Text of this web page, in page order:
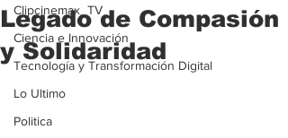
Clipcinemax_TV
Ciencia e Innovación
Tecnología y Transformación Digital
Lo Ultimo
Politica
Legado de Compasión
y Solidaridad